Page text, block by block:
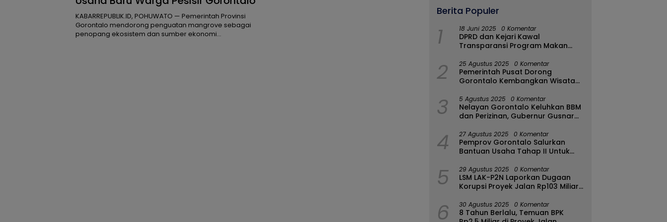
KABARREPUBLIK.ID, POHUWATO — Pemerintah Provinsi
Gorontalo mendorong penguatan mangrove sebagai
penopang ekosistem dan sumber ekonomi…
Berita Populer
1 18 Juni 2025 0 Komentar
DPRD dan Kejari Kawal
Transparansi Program Makan
2 25 Agustus 2025 0 Komentar
Pemerintah Pusat Dorong
Gorontalo Kembangkan Wisata
3 5 Agustus 2025 0 Komentar
Nelayan Gorontalo Keluhkan BBM
dan Perizinan, Gubernur Gusnar
4 27 Agustus 2025 0 Komentar
Pemprov Gorontalo Salurkan
Bantuan Usaha Tahap II Untuk
Bulango
5 29 Agustus 2025 0 Komentar
LSM LAK-P2N Laporkan Dugaan
Korupsi Proyek Jalan Rp103 Miliar
6 30 Agustus 2025 0 Komentar
8 Tahun Berlalu, Temuan BPK